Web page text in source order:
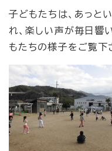
子どもたちは、あっと
れ、楽しい声が毎日響
もたちの様子をご覧下